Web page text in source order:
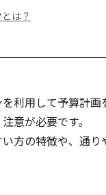
は？
利用して予算計画
意が必要です。
方の特徴や、通